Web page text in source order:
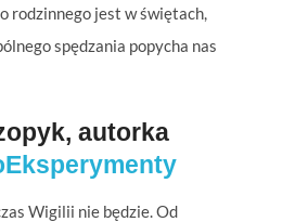
rodzinnego jest w świętach,
spędzania popycha nas
autorka
Wigilii nie będzie. Od